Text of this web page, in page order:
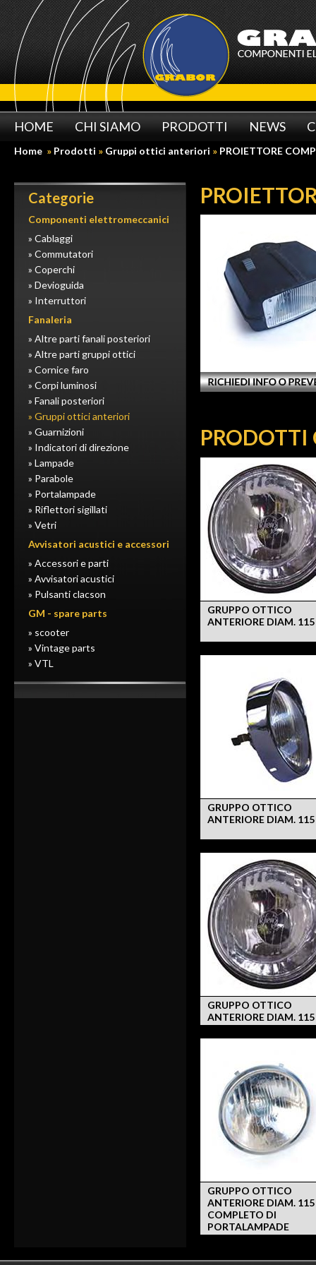
HOME CHI SIAMO PRODOTTI NEWS
Home » Prodotti » Gruppi ottici anteriori » PROIETTORE
Categorie
Componenti elettromeccanici
» Cablaggi
» Commutatori
» Coperchi
» Devioguida
» Interruttori
Fanaleria
» Altre parti fanali posteriori
» Altre parti gruppi ottici
» Cornice faro
» Corpi luminosi
» Fanali posteriori
» Gruppi ottici anteriori
» Guarnizioni
» Indicatori di direzione
» Lampade
» Parabole
» Portalampade
» Riflettori sigillati
» Vetri
Avvisatori acustici e accessori
» Accessori e parti
» Avvisatori acustici
» Pulsanti clacson
GM - spare parts
» scooter
» Vintage parts
» VTL
PRODOTTI
GRUPPO OTTICO
ANTERIORE DIAM.
GRUPPO OTTICO
ANTERIORE DIAM.
GRUPPO OTTICO
ANTERIORE DIAM.
GRUPPO OTTICO
ANTERIORE DIAM.
COMPLETO DI
PORTALAMPADE